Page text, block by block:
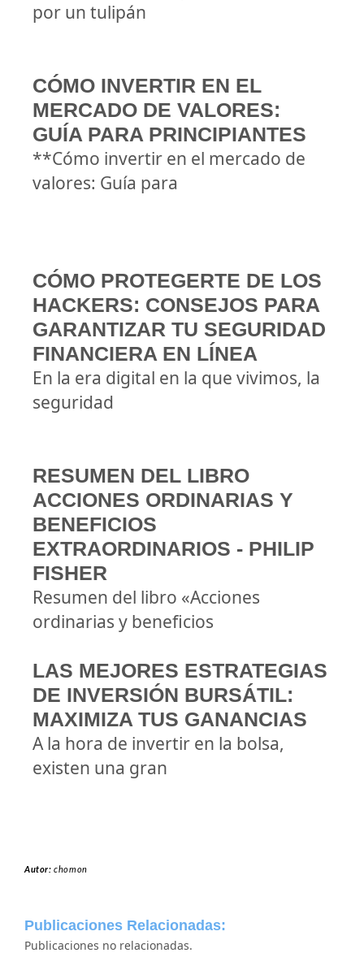
por un tulipán
CÓMO INVERTIR EN EL
MERCADO DE VALORES:
GUÍA PARA PRINCIPIANTES
**Cómo invertir en el mercado de
valores: Guía para
CÓMO PROTEGERTE DE LOS
HACKERS: CONSEJOS PARA
GARANTIZAR TU SEGURIDAD
FINANCIERA EN LÍNEA
En la era digital en la que vivimos, la
seguridad
RESUMEN DEL LIBRO
ACCIONES ORDINARIAS Y
BENEFICIOS
EXTRAORDINARIOS - PHILIP
FISHER
Resumen del libro «Acciones
ordinarias y beneficios
LAS MEJORES ESTRATEGIAS
DE INVERSIÓN BURSÁTIL:
MAXIMIZA TUS GANANCIAS
A la hora de invertir en la bolsa,
existen una gran
Autor:chomon
Publicaciones Relacionadas:
Publicaciones no relacionadas.